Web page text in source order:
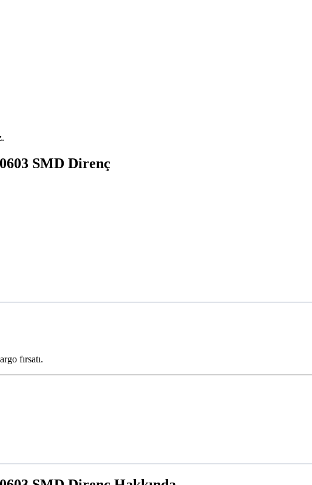
SMD Direnç
fırsatı.